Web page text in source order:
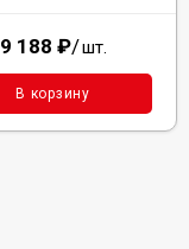
9 188 ₽/шт.
В корзину